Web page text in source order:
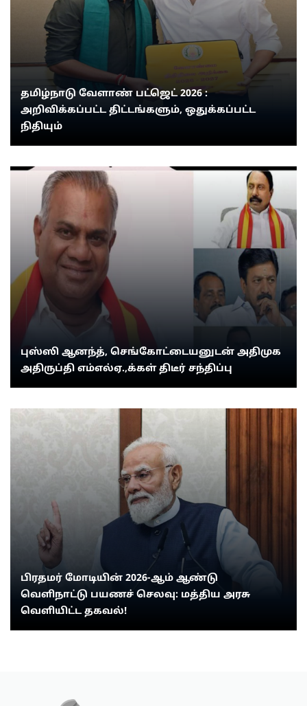
தமிழ்நாடு வேளாண் பட்ஜெட் 2026 :
அறிவிக்கப்பட்ட திட்டங்களும், ஒதுக்கப்பட்ட
நிதியும்
புஸ்ஸி ஆனந்த், செங்கோட்டையனுடன் அதிமுக
அதிருப்தி எம்எல்ஏ.,க்கள் திடீர் சந்திப்பு
பிரதமர் மோடியின் 2026-ஆம் ஆண்டு
வெளிநாட்டு பயணச் செலவு: மத்திய அரசு
வெளியிட்ட தகவல்!